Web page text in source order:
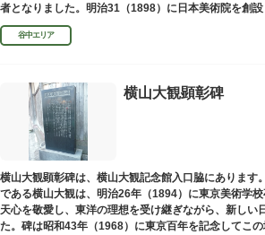
者となりました。明治31（1898）に日本美術院を創
め優れた画家を世に送り出しました。
谷中エリア
横山大観顕彰碑
横山大観顕彰碑は、横山大観記念館入口脇にあります
である横山大観は、明治26年（1894）に東京美術学
天心を敬愛し、東洋の理想を受け継ぎながら、新しい
た。碑は昭和43年（1968）に東京百年を記念してこ